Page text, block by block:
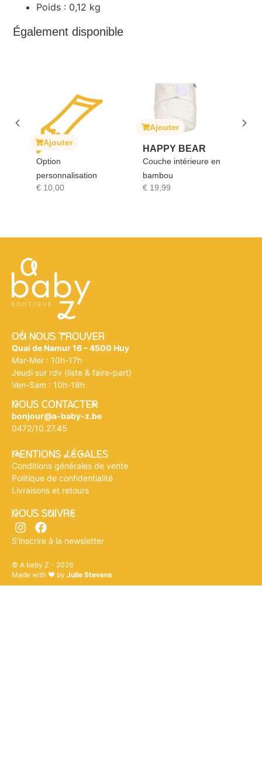
Poids : 0,12 kg
Également disponible
Ajouter
Option
personnalisation
€ 10,00
Ajouter
HAPPY BEAR
Couche intérieure en
bambou
€19,99
Où NOUS tROUVER
Quai de Namur 16 – 4500 Huy
Mar-Mer : 10h-17h
Jeudi sur rdv (liste & faire-part)
Ven-Sam : 10h-18h
nOUS CONTACTEr
bonjour@a-baby-z.be
0472/10.27.45
mENTIONS légALES
Conditions générales de vente
Politique de confidentialité
Livraisons et retours
nOUS SuIVRe
S'inscrire à la newsletter
© A baby Z - 2026
Made with ♥ by Julie Stevens